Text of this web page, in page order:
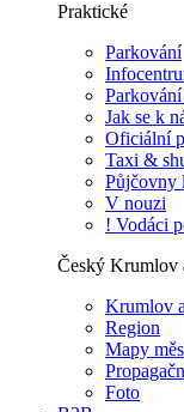
Praktické
Parkování
Jak se k
Oficiální
Taxi &
Půjčovny
V nouzi
! Vodáci
Český Krumlov
Krumlov
Region
Mapy
Foto